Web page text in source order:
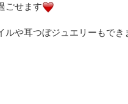
ごせます
や耳つぼジュエリーもでき